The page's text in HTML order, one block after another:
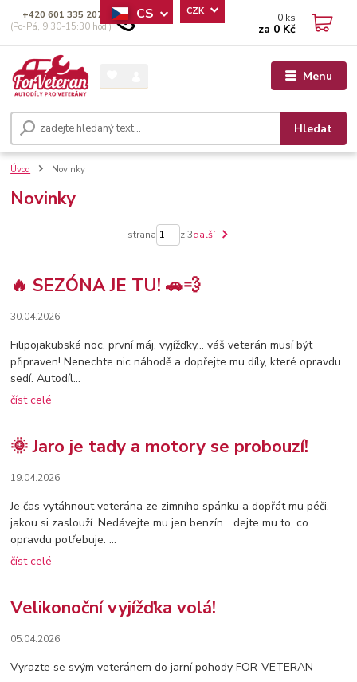
Menu
CS CZK
Hledat
+420 601 335 207
(Po-Pá, 9:30-15:30 hod.)
0 ks
za 0 Kč
Úvod Novinky
Novinky
strana z 3další
🔥 SEZÓNA JE TU! 🚗💨
30.04.2026
Filipojakubská noc, první máj, vyjížďky… váš veterán musí být
připraven! Nenechte nic náhodě a dopřejte mu díly, které opravdu
sedí. Autodíl...
číst celé
🌞 Jaro je tady a motory se probouzí!
19.04.2026
Je čas vytáhnout veterána ze zimního spánku a dopřát mu péči,
jakou si zaslouží. Nedávejte mu jen benzín… dejte mu to, co
opravdu potřebuje. ...
číst celé
Velikonoční vyjížďka volá!
05.04.2026
Vyrazte se svým veteránem do jarní pohody FOR-VETERAN